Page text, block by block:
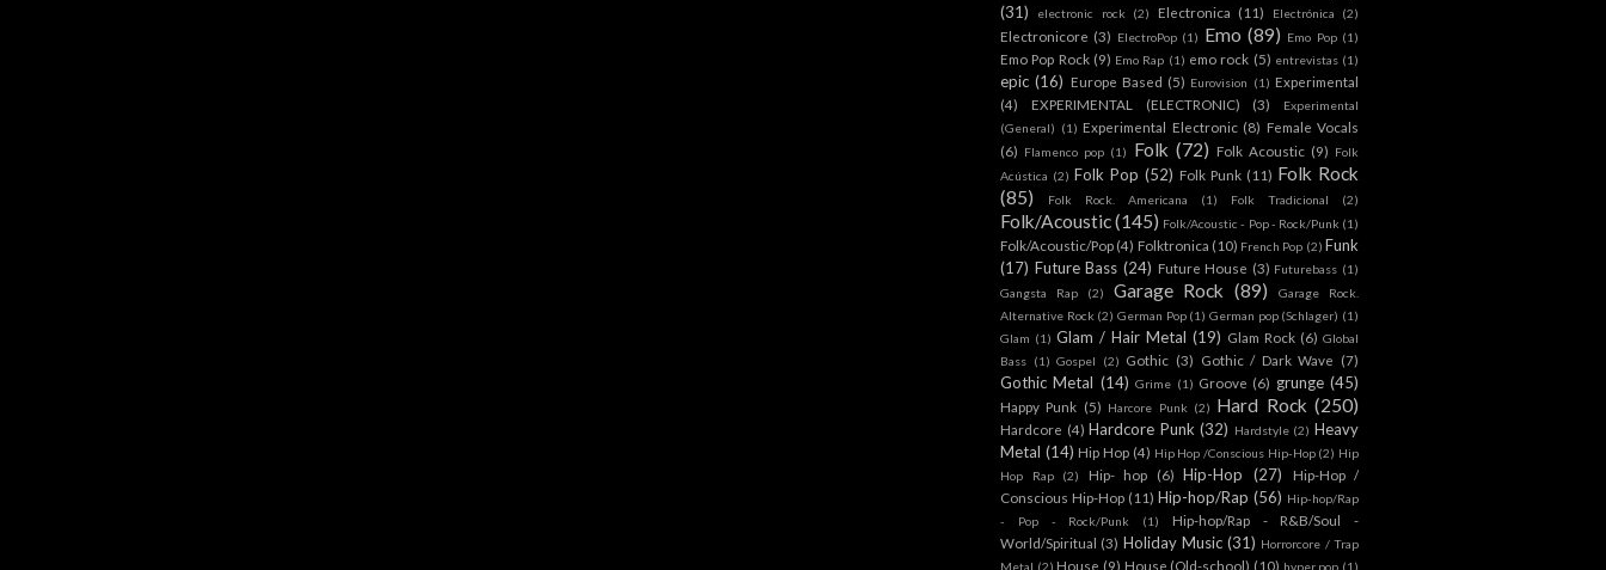
(31)
electronic rock (2) Electronica (11) Electrónica (2)
Electronicore (3) ElectroPop (1) Emo (89) Emo Pop (1)
Emo Pop Rock (9) Emo Rap (1) emo rock (5) entrevistas (1)
epic (16) Europe Based (5) Eurovision (1) Experimental
(4)
EXPERIMENTAL (ELECTRONIC) (3)
Experimental
(General) (1) Experimental Electronic (8) Female Vocals
(6) Flamenco pop (1) Folk (72) Folk Acoustic (9) Folk
Acústica (2) Folk Pop (52) Folk Punk (11) Folk Rock
(85)
Folk Rock. Americana (1) Folk Tradicional (2)
Folk/Acoustic(145) Folk/Acoustic - Pop - Rock/Punk (1)
Folk/Acoustic/Pop (4) Folktronica (10) French Pop (2) Funk
(17) Future Bass (24) Future House (3) Futurebass (1)
Gangsta Rap
(2) Garage Rock (89)
Garage Rock.
Alternative Rock (2) German Pop (1) German pop (Schlager) (1)
Glam (1) Glam / Hair Metal (19) Glam Rock (6) Global
Bass (1) Gospel (2) Gothic (3) Gothic / Dark Wave (7)
Gothic Metal (14) Grime (1) Groove (6) grunge (45)
Happy Punk (5) Harcore Punk (2) Hard Rock (250)
Hardcore (4) Hardcore Punk (32) Hardstyle (2) Heavy
Metal (14) Hip Hop (4) Hip Hop /Conscious Hip-Hop (2) Hip
Hop Rap
(2) Hip- hop (6) Hip-Hop (27)
Hip-Hop /
Conscious Hip-Hop (11) Hip-hop/Rap (56) Hip-hop/Rap
- Pop - Rock/Punk
(1)
Hip-hop/Rap - R&B/Soul -
World/Spiritual (3) Holiday Music (31) Horrorcore / Trap
Metal (2) House (9) House (Old-school) (10) hyper pop (1)